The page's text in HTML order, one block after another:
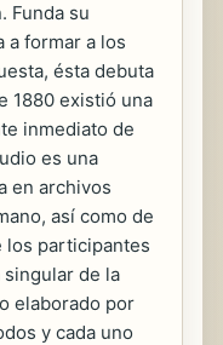
Funda su
a formar a los
ésta debuta
1880 existió una
inmediato de
es una
en archivos
así como de
los participantes
de la
elaborado por
y cada uno